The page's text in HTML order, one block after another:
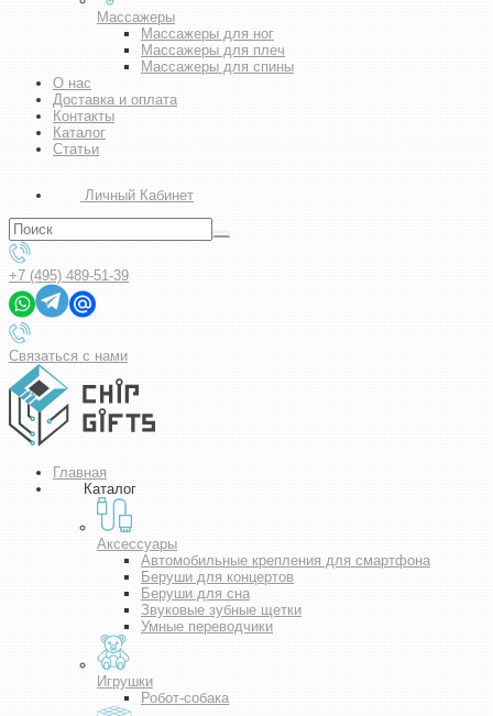
Массажеры
Массажеры для ног
Массажеры для плеч
Массажеры для спины
О нас
Доставка и оплата
Контакты
Каталог
Статьи
Личный Кабинет
+7 (495) 489-51-39
Связаться с нами
Главная
Каталог
Аксессуары
Автомобильные крепления для смартфона
Беруши для концертов
Беруши для сна
Звуковые зубные щетки
Умные переводчики
Игрушки
Робот-собака